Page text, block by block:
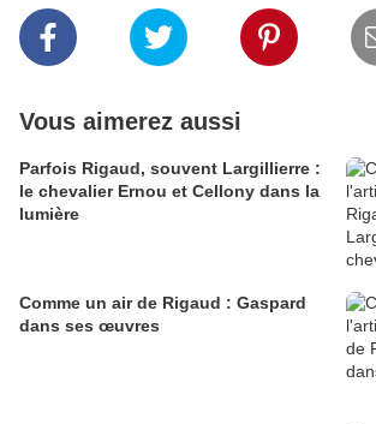
Vous aimerez aussi
Parfois Rigaud, souvent Largillierre :
le chevalier Ernou et Cellony dans la
lumière
Comme un air de Rigaud : Gaspard
dans ses œuvres